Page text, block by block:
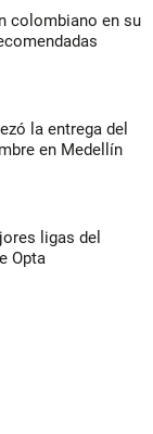
colombiano en su
la entrega del
en Medellín
ligas del
Opta